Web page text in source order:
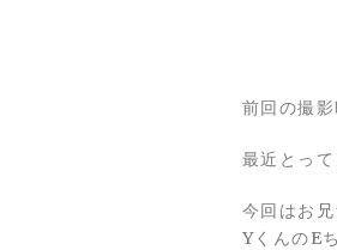
前回の撮
最近とっ
今回はお
YくんのE